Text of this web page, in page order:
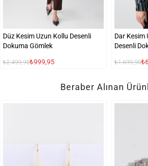
Düz Kesim Uzun Kollu Desenli
Dokuma Gömlek
₺2.499,95₺999,95
Dar Kesim
Desenli
₺1.699,95
Beraber Alınan